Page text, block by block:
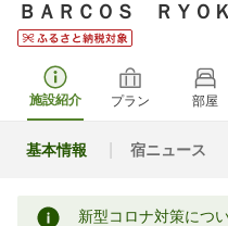
ＢＡＲＣＯＳ ＲＹＯ
施設紹介 プラン 部屋
基本情報 宿ニュース
新型コロナ対策につ